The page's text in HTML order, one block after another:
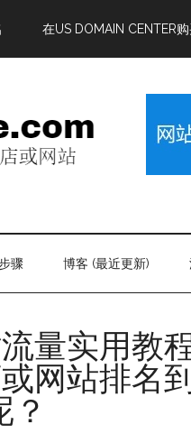
在US DOMAIN CENTER
骤 博客 (最近更新)
流量实用教
网站排名